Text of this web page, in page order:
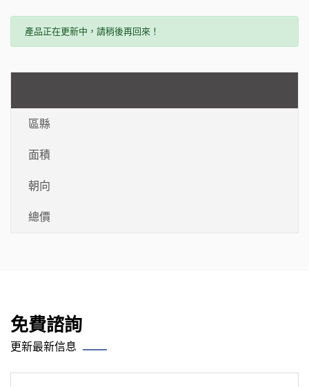
產品正在更新中，請稍後再回來！
區縣
面積
朝向
總價
免費諮詢
更新最新信息